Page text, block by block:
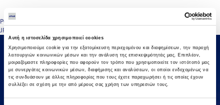
Αυτή η ιστοσελίδα χρησιμοποιεί cookies
Χρησιμοποιούμε cookie για την εξατομίκευση περιεχομένου και διαφημίσεων, την παροχή
λειτουργιών κοινωνικών μέσων και την ανάλυση της επισκεψιμότητάς μας. Επιπλέον,
μοιραζόμαστε πληροφορίες που αφορούν τον τρόπο που χρησιμοποιείτε τον ιστότοπό μας
με συνεργάτες κοινωνικών μέσων, διαφήμισης και αναλύσεων, οι οποίοι ενδεχομένως να
τις συνδυάσουν με άλλες πληροφορίες που τους έχετε παραχωρήσει ή τις οποίες έχουν
συλλέξει σε σχέση με την από μέρους σας χρήση των υπηρεσιών τους.
Πλοήγηση
άρθρων
POLAND-Financial Statements 2018 (Signed)
JPA Attica Schools Οικονομική Έκθεση 31.12.2018